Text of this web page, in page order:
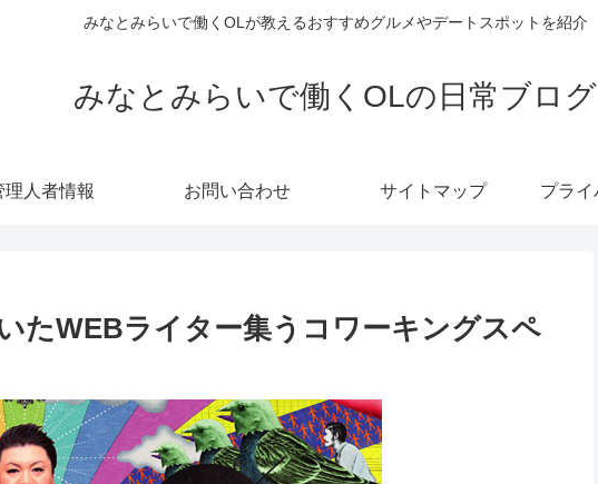
みなとみらいで働くOLが教えるおすすめグルメやデートスポットを紹介
みなとみらいで働くOLの日常ブログ
理人者情報 お問い合わせ サイトマップ プライ
たWEBライター集うコワーキングスペ